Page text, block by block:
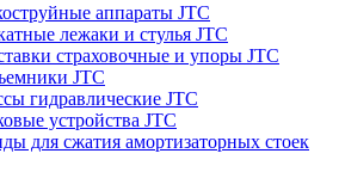
аппараты JTC
лежаки и стулья JTC
страховочные и упоры JTC
JTC
гидравлические JTC
устройства JTC
для сжатия амортизаторных стоек